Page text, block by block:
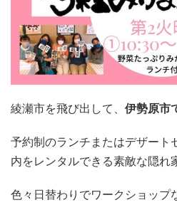
綾瀬市を飛び出して、 伊勢原市
予約制のランチまたはデザート
内をレンタルできる素敵な隠れ
色々日替わりでワークショップ